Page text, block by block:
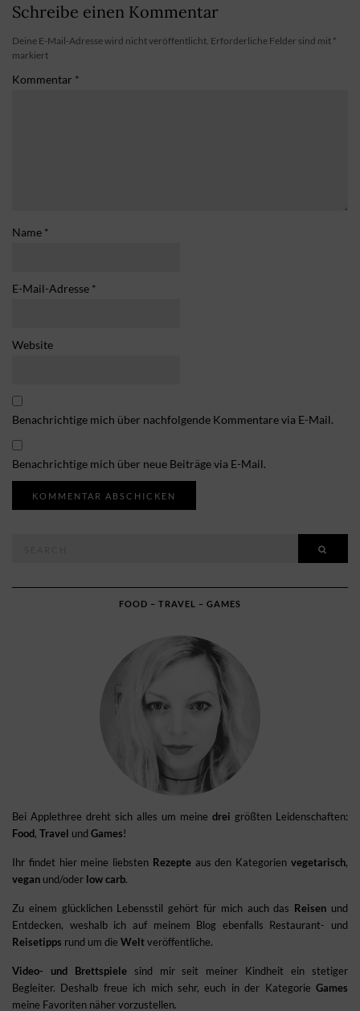
Schreibe einen Kommentar
Deine E-Mail-Adresse wird nicht veröffentlicht. Erforderliche Felder sind mit *
markiert
Kommentar *
Name *
E-Mail-Adresse *
Website
Benachrichtige mich über nachfolgende Kommentare via E-Mail.
Benachrichtige mich über neue Beiträge via E-Mail.
FOOD – TRAVEL – GAMES
Bei Applethree dreht sich alles um meine drei größten Leidenschaften:
Food, Travel und Games!
Ihr findet hier meine liebsten Rezepteaus den Kategorienvegetarisch,
vegan und/oder low carb.
Zu einem glücklichen Lebensstil gehört für mich auch das Reisen und
Entdecken, weshalb ich auf meinem Blog ebenfalls Restaurant- und
Reisetipps rund um die Weltveröffentliche.
Video- und Brettspielesind mir seit meiner Kindheit ein stetiger
Begleiter. Deshalb freue ich mich sehr, euch in der Kategorie Games
meine Favoriten näher vorzustellen.